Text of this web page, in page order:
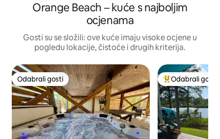
Orange Beach – kuće s najboljim
ocjenama
Gosti su se složili: ove kuće imaju visoke ocjene u
pogledu lokacije, čistoće i drugih kriterija.
Odabrali gosti
Odabrali gosti Među najviše
Odabrali gosti